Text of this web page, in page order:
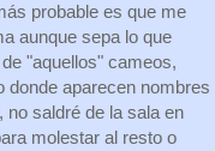
probable es que me
aunque sepa lo que
"aquellos" cameos,
donde aparecen nombres
no saldré de la sala en
molestar al resto o